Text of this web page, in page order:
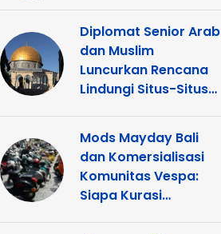
Diplomat Senior Arab
dan Muslim
Luncurkan Rencana
Lindungi Situs-Situs
Yerusalem
Mods Mayday Bali
dan Komersialisasi
Komunitas Vespa:
Siapa Kurasi